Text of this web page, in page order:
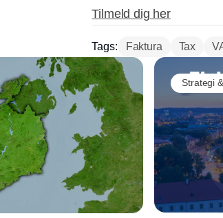
Tilmeld dig her
Tags: Faktura Tax
Strategi